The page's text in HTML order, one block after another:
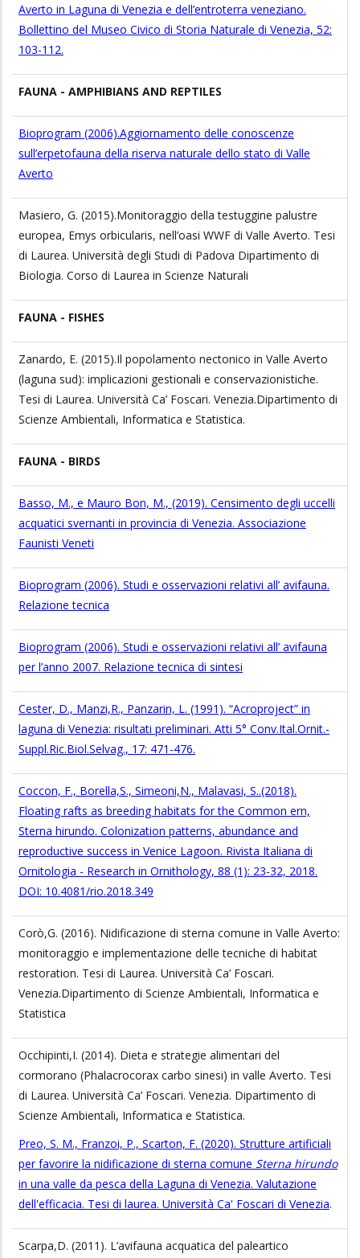
Averto in Laguna di Venezia e dell’entroterra veneziano.
Bollettino del Museo Civico di Storia Naturale di Venezia, 52:
103-112.
FAUNA - AMPHIBIANS AND REPTILES
Bioprogram (2006).Aggiornamento delle conoscenze
sull’erpetofauna della riserva naturale dello stato di Valle
Averto
Masiero, G. (2015).Monitoraggio della testuggine palustre
europea, Emys orbicularis, nell’oasi WWF di Valle Averto. Tesi
di Laurea. Università degli Studi di Padova Dipartimento di
Biologia. Corso di Laurea in Scienze Naturali
FAUNA - FISHES
Zanardo, E. (2015).Il popolamento nectonico in Valle Averto
(laguna sud): implicazioni gestionali e conservazionistiche.
Tesi di Laurea. Università Ca’ Foscari. Venezia.Dipartimento di
Scienze Ambientali, Informatica e Statistica.
FAUNA - BIRDS
Basso, M., e Mauro Bon, M., (2019). Censimento degli uccelli
acquatici svernanti in provincia di Venezia. Associazione
Faunisti Veneti
Bioprogram (2006). Studi e osservazioni relativi all’ avifauna.
Relazione tecnica
Bioprogram (2006). Studi e osservazioni relativi all’ avifauna
per l’anno 2007. Relazione tecnica di sintesi
Cester, D., Manzi,R., Panzarin, L. (1991). “Acroproject” in
laguna di Venezia: risultati preliminari. Atti 5° Conv.Ital.Ornit.-
Suppl.Ric.Biol.Selvag., 17: 471-476.
Coccon, F., Borella,S., Simeoni,N., Malavasi, S..(2018).
Floating rafts as breeding habitats for the Common ern,
Sterna hirundo. Colonization patterns, abundance and
reproductive success in Venice Lagoon. Rivista Italiana di
Ornitologia - Research in Ornithology, 88 (1): 23-32, 2018.
DOI: 10.4081/rio.2018.349
Corò,G. (2016). Nidificazione di sterna comune in Valle Averto:
monitoraggio e implementazione delle tecniche di habitat
restoration. Tesi di Laurea. Università Ca’ Foscari.
Venezia.Dipartimento di Scienze Ambientali, Informatica e
Statistica
Occhipinti,I. (2014). Dieta e strategie alimentari del
cormorano (Phalacrocorax carbo sinesi) in valle Averto. Tesi
di Laurea. Università Ca’ Foscari. Venezia. Dipartimento di
Scienze Ambientali, Informatica e Statistica.
Preo, S. M., Franzoi, P., Scarton, F. (2020). Strutture artificiali
per favorire la nidificazione di sterna comune Sterna hirundo
in una valle da pesca della Laguna di Venezia. Valutazione
dell'efficacia. Tesi di laurea. Università Ca' Foscari di Venezia.
Scarpa,D. (2011). L’avifauna acquatica del paleartico